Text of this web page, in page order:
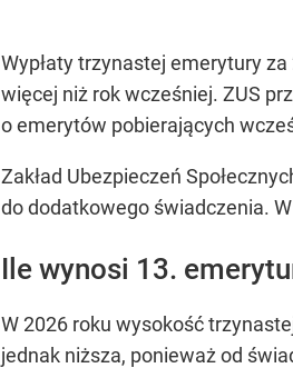
Wypłaty trzynastej emerytury
więcej niż rok wcześniej. ZUS
o emerytów pobierających
Zakład Ubezpieczeń
do dodatkowego świadczenia.
Ile wynosi 13.
W 2026 roku wysokość
jednak niższa, ponieważ od